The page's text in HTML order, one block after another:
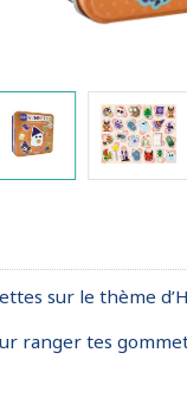
sur le thème
ranger tes